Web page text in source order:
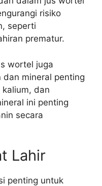
risiko
seperti
prematur.
wortel juga
dan mineral penting
dan
ini penting
secara
Lahir
penting untuk